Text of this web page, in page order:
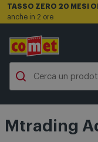
TASSO ZERO 20 MESI
anche in 2 ore
Mtrading